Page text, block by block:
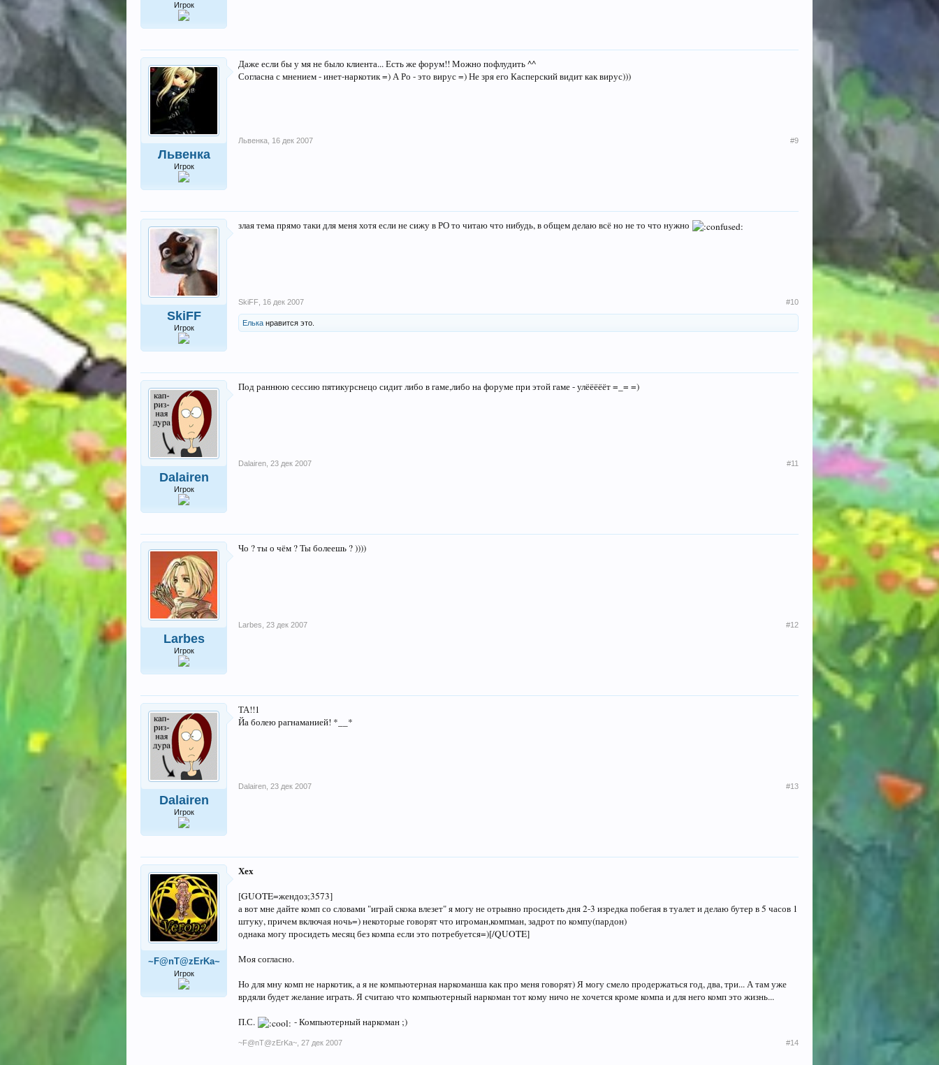
Игрок
Львенка
Игрок
Даже если бы у мя не было клиента... Есть же форум!! Можно пофлудить ^^
Согласна с мнением - инет-наркотик =) А Ро - это вирус =) Не зря его Касперский видит как вирус)))
Львенка 16 дек 2007 #9
SkiFF
Игрок
злая тема прямо таки для меня хотя если не сижу в РО то читаю что нибудь, в общем делаю всё но не то что нужно
SkiFF 16 дек 2007 #10
Елька нравится это.
Dalairen
Игрок
Под раннюю сессию пятикурснецо сидит либо в гаме,либо на форуме при этой гаме - улёёёёёт =_= =)
Dalairen 23 дек 2007 #11
Larbes
Игрок
Чо ? ты о чём ? Ты болеешь ? ))))
Larbes 23 дек 2007 #12
Dalairen
Игрок
ТА!!1
Йа болею рагнаманией! *__*
Dalairen 23 дек 2007 #13
~F@nT@zErKa~
Игрок
Хех
[GUOTE=жендоз;3573]
а вот мне дайте комп со словами "играй скока влезет" я могу не отрывно просидеть дня 2-3 изредка побегая в туалет и делаю бутер в 5 часов 1
штуку, причем включая ночь=) некоторые говорят что игроман,компман, задрот по компу(пардон)
однака могу просидеть месяц без компа если это потребуется=)[/QUOTE]
Моя согласно.
Но для мну комп не наркотик, а я не компьютерная наркоманша как про меня говорят) Я могу смело продержаться год, два, три... А там уже
врдяли будет желание играть. Я считаю что компьютерный наркоман тот кому ничо не хочется кроме компа и для него комп это жизнь...
П.С.
- Компьютерный наркоман ;)
~F@nT@zErKa~ 27 дек 2007 #14